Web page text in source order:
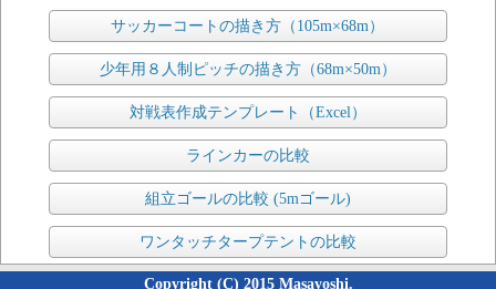
サッカーコートの描き方（105m×68m）
少年用８人制ピッチの描き方（68m×50m）
対戦表作成テンプレート（Excel）
ラインカーの比較
組立ゴールの比較 (5mゴール)
ワンタッチタープテントの比較
Copyright (C) 2015 Masayoshi.